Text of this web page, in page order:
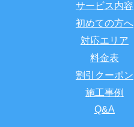
サービス内容
初めての方へ
対応エリア
料金表
割引クーポン
施工事例
Q&A